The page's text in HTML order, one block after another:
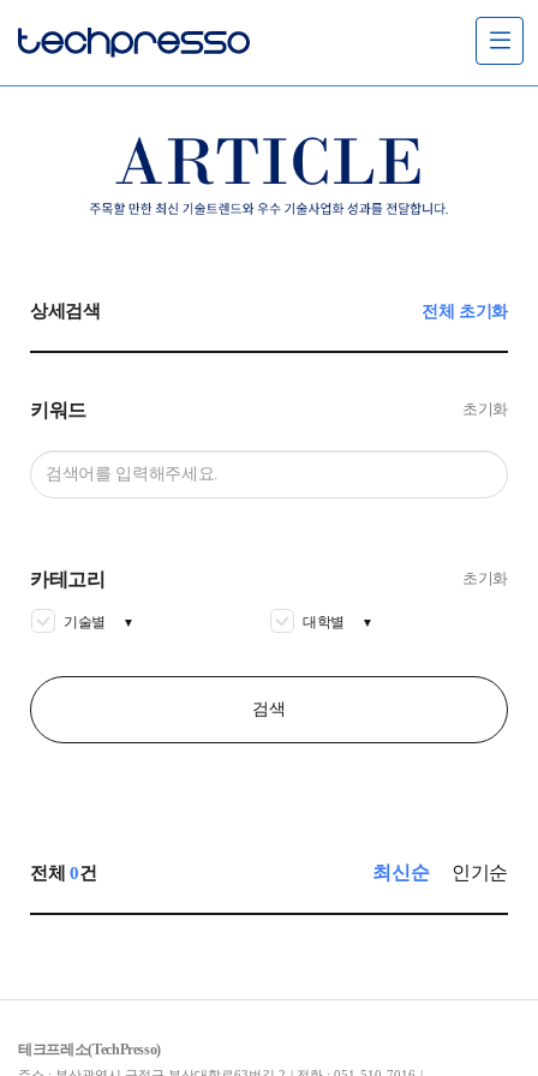
메
뉴
전체 0건 최신순 인기순
상세검색 전체 초기화
키워드 초기화
카테고리 초기화
기술별 ▼ 대학별 ▼
검색
테크프레소(TechPresso)